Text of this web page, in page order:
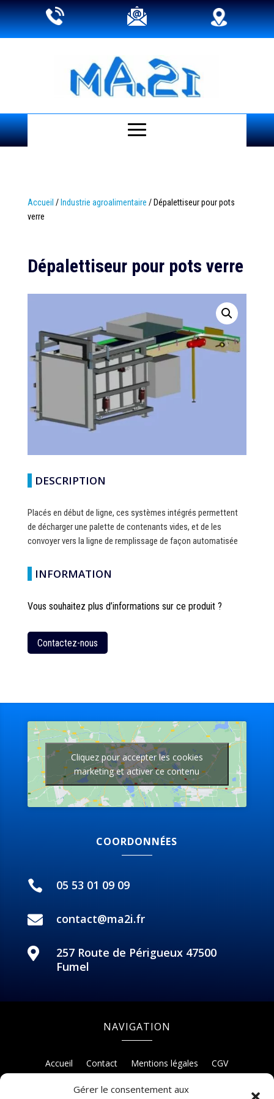
Gérer le consentement aux
Accueil / Industrie agroalimentaire / Dépalettiseur pour pots
verre
Dépalettiseur pour pots verre
DESCRIPTION
Placés en début de ligne, ces systèmes intégrés permettent
de décharger une palette de contenants vides, et de les
convoyer vers la ligne de remplissage de façon automatisée
INFORMATION
Vous souhaitez plus d’informations sur ce produit ?
Contactez-nous
Cliquez pour accepter les cookies
marketing et activer ce contenu
COORDONNÉES
 05 53 01 09 09
 contact@ma2i.fr

257 Route de Périgueux 47500
Fumel
NAVIGATION
Accueil Contact Mentions légales CGV